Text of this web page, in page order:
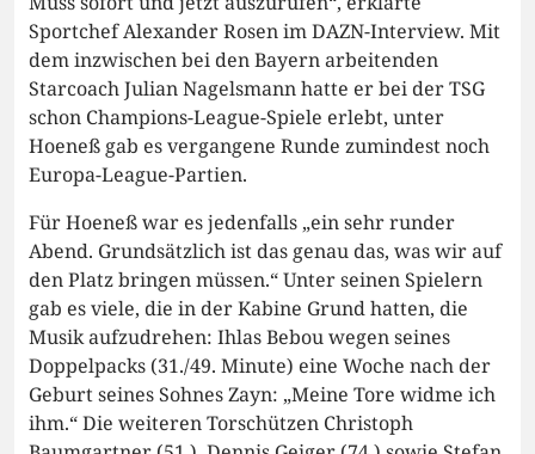
Sportchef Alexander Rosen im DAZN-Interview. Mit
dem inzwischen bei den Bayern arbeitenden
Starcoach Julian Nagelsmann hatte er bei der TSG
schon Champions-League-Spiele erlebt, unter
Hoeneß gab es vergangene Runde zumindest noch
Europa-League-Partien.
Für Hoeneß war es jedenfalls „ein sehr runder
Abend. Grundsätzlich ist das genau das, was wir auf
den Platz bringen müssen.“ Unter seinen Spielern
gab es viele, die in der Kabine Grund hatten, die
Musik aufzudrehen: Ihlas Bebou wegen seines
Doppelpacks (31./49. Minute) eine Woche nach der
Geburt seines Sohnes Zayn: „Meine Tore widme ich
ihm.“ Die weiteren Torschützen Christoph